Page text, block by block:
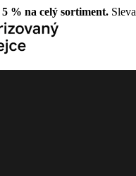
% na celý sortiment.